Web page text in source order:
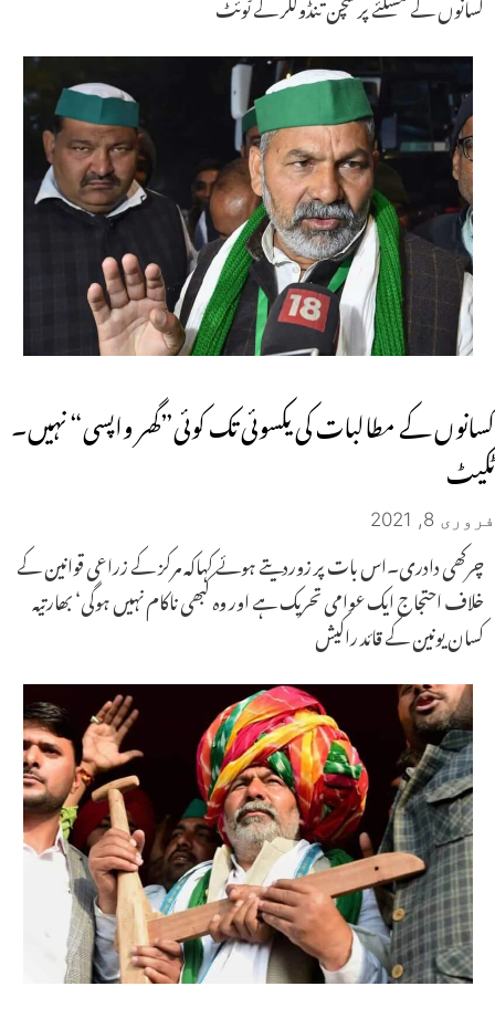
کسانوں کے مطالبات کی یکسوئی تک کوئی”گھر واپسی“ نہیں۔
ٹکیٹ
فروری 8, 2021
چرکھی دادری۔اس بات پر زوردیتے ہوئے کہاکہ مرکز کے زراعی قوانین کے
خلاف احتجاج ایک عوامی تحریک ہے اور وہ کبھی ناکام نہیں ہوگی‘ بھارتیہ
کسان یونین کے قائد راکیش